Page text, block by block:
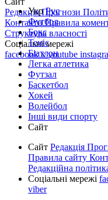
РедакціяПрогнози
КонтактиПравила
Структура власності
Соціальні мережі
facebookxyoutube
УкрРус
Футбол
Бокс
Теніс
Біатлон
Легка атлетика
Футзал
Баскетбол
Хокей
Волейбол
Інші види спорту
Сайт
Сайт Редакція
Правила сайту
Редакційна
Соціальні мережі
viber